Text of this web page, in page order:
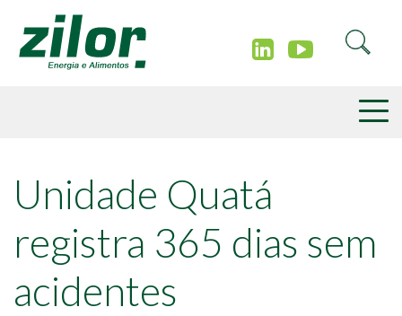
Unidade Quatá
registra 365 dias sem
acidentes